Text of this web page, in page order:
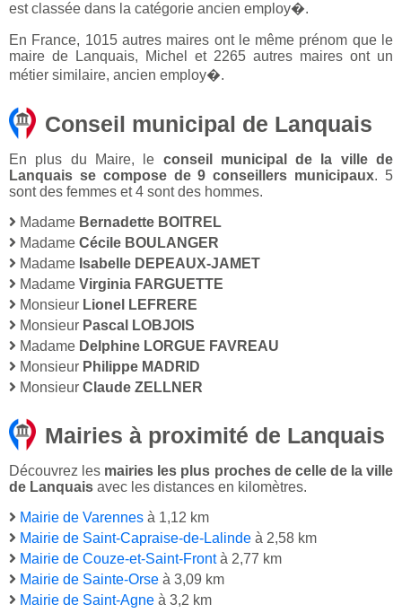
est classée dans la catégorie ancien employ�.
En France, 1015 autres maires ont le même prénom que le
maire de Lanquais, Michel et 2265 autres maires ont un
métier similaire, ancien employ�.
Conseil municipal de Lanquais
En plus du Maire, le conseil municipal de la ville de
Lanquais se compose de 9 conseillers municipaux. 5
sont des femmes et 4 sont des hommes.
Madame Bernadette BOITREL
Madame Cécile BOULANGER
Madame Isabelle DEPEAUX-JAMET
Madame Virginia FARGUETTE
Monsieur Lionel LEFRERE
Monsieur Pascal LOBJOIS
Madame Delphine LORGUE FAVREAU
Monsieur Philippe MADRID
Monsieur Claude ZELLNER
Mairies à proximité de Lanquais
Découvrez les mairies les plus proches de celle de la ville
de Lanquais avec les distances en kilomètres.
Mairie de Varennes à 1,12 km
Mairie de Saint-Capraise-de-Lalinde à 2,58 km
Mairie de Couze-et-Saint-Frontà 2,77 km
Mairie de Sainte-Orse à 3,09 km
Mairie de Saint-Agne à 3,2 km